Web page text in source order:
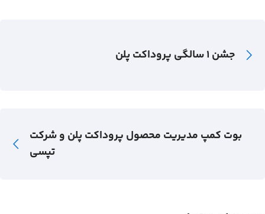
جشن 1 سالگی پروداکت پلن
بوت کمپ مدیریت محصول پروداکت پلن و شرکت
تپسی